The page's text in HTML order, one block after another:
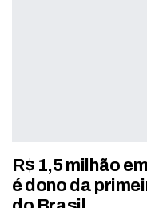
R$ 1,5 milhão
é dono da